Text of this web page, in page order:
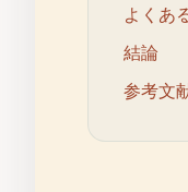
よくあ
結論
参考文